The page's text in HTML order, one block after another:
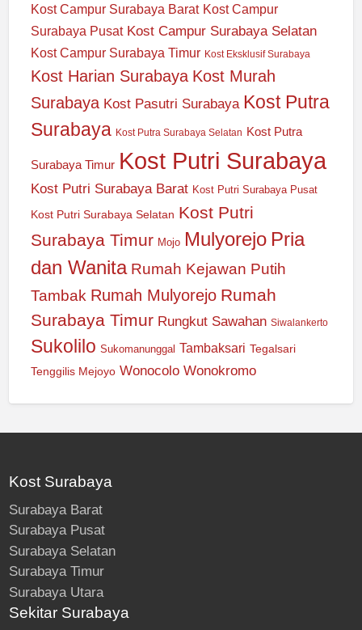
Kost Campur Surabaya Barat Kost Campur
Surabaya Pusat Kost Campur Surabaya Selatan
Kost Campur Surabaya Timur Kost Eksklusif Surabaya
Kost Harian Surabaya Kost Murah
Surabaya Kost Pasutri Surabaya Kost Putra
Surabaya Kost Putra Surabaya Selatan Kost Putra
Surabaya Timur Kost Putri Surabaya
Kost Putri Surabaya Barat Kost Putri Surabaya Pusat
Kost Putri Surabaya Selatan Kost Putri
Surabaya Timur Mojo Mulyorejo Pria
dan Wanita Rumah Kejawan Putih
Tambak Rumah Mulyorejo Rumah
Surabaya Timur Rungkut Sawahan Siwalankerto
Sukolilo Sukomanunggal Tambaksari Tegalsari
Tenggilis Mejoyo Wonocolo Wonokromo
Kost Surabaya
Surabaya Barat
Surabaya Pusat
Surabaya Selatan
Surabaya Timur
Surabaya Utara
Sekitar Surabaya